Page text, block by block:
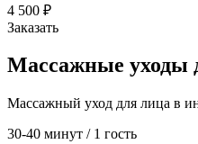
4 500 ₽
Заказать
Массажные уходы
Массажный уход для лица в
30-40 минут / 1 гость